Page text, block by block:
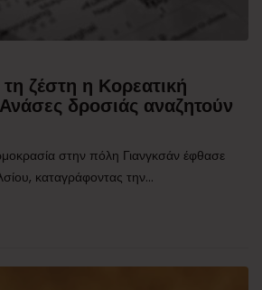
ζέστη η Κορεατική
δροσιάς αναζητούν
στην πόλη Γιανγκσάν έφθασε
καταγράφοντας την...